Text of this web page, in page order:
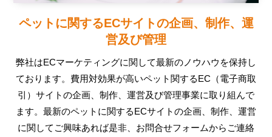
ペットに関するECサイトの企画、制作、運
営及び管理
弊社はECマーケティングに関して最新のノウハウを保持し
ております。費用対効果が高いペット関するEC（電子商取
引）サイトの企画、制作、運営及び管理事業に取り組んで
ます。最新のペットに関するECサイトの企画、制作、運営
に関してご興味あれば是非、お問合せフォームからご連絡